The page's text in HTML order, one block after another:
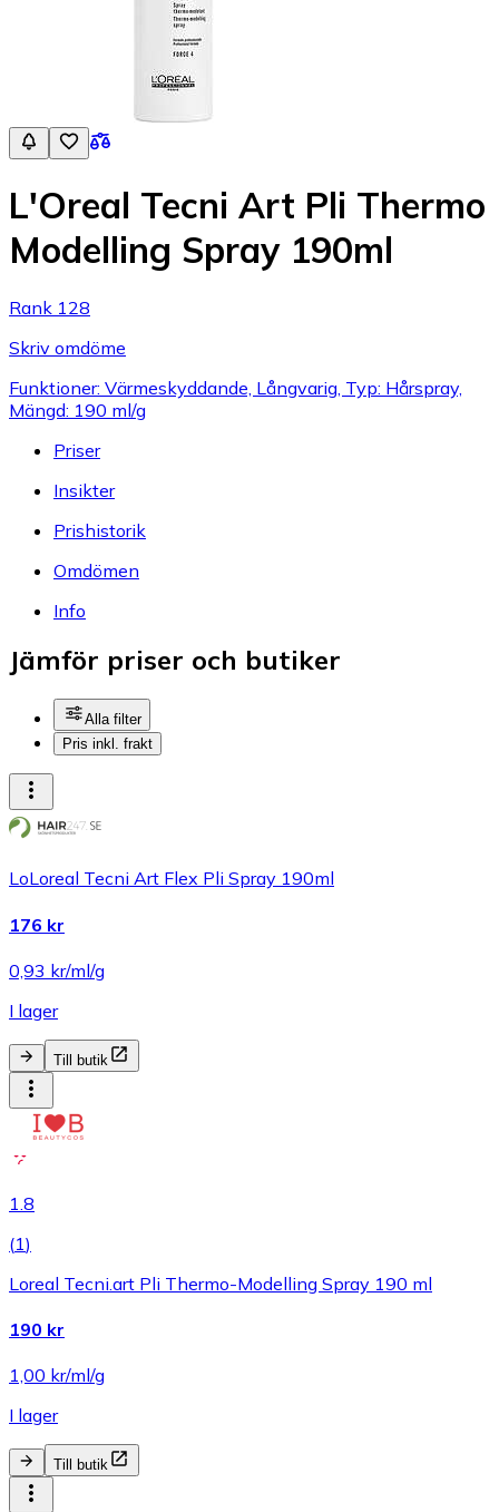
L'Oreal Tecni Art Pli Thermo
Modelling Spray 190ml
Rank 128
Skriv omdöme
Funktioner: Värmeskyddande, Långvarig, Typ: Hårspray,
Mängd: 190 ml/g
Priser
Insikter
Prishistorik
Omdömen
Info
Jämför priser och butiker
Alla filter
Pris inkl. frakt
LoLoreal Tecni Art Flex Pli Spray 190ml
176 kr
0,93 kr/ml/g
I lager
Till butik
1.8
(1)
Loreal Tecni.art Pli Thermo-Modelling Spray 190 ml
190 kr
1,00 kr/ml/g
I lager
Till butik